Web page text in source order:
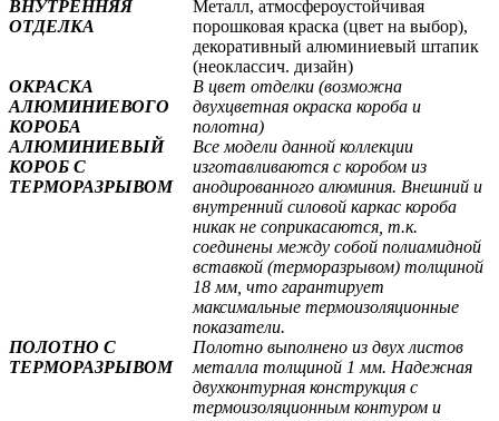
ВНУТРЕННЯЯ
ОТДЕЛКА
Металл, атмосфероустойчивая
порошковая краска (цвет на выбор),
декоративный алюминиевый штапик
(неоклассич. дизайн)
ОКРАСКА
АЛЮМИНИЕВОГО
КОРОБА
В цвет отделки (возможна
двухцветная окраска короба и
полотна)
АЛЮМИНИЕВЫЙ
КОРОБ С
ТЕРМОРАЗРЫВОМ
Все модели данной коллекции
изготавливаются с коробом из
анодированного алюминия. Внешний и
внутренний силовой каркас короба
никак не соприкасаются, т.к.
соединены между собой полиамидной
вставкой (терморазрывом) толщиной
18 мм, что гарантирует
максимальные термоизоляционные
показатели.
ПОЛОТНО С
ТЕРМОРАЗРЫВОМ
Полотно выполнено из двух листов
металла толщиной 1 мм. Надежная
двухконтурная конструкция с
термоизоляционным контуром и